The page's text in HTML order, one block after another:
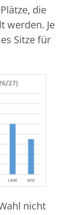
die
werden. Je
Sitze für
nicht